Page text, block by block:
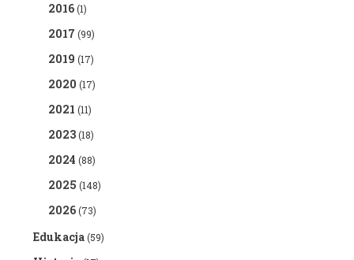
2016(1)
2017 (99)
2019 (17)
2020 (17)
2021 (11)
2023(18)
2024 (88)
2025 (148)
2026(73)
Edukacja(59)